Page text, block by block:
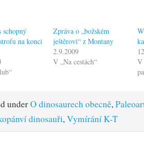
schopný
na konci
Zpráva o „božském
ještěrovi“ z Montany
2.9.2009
V „Na cestách“
V
underO dinosaurech obecně,
dinosauři, Vymírání K-T